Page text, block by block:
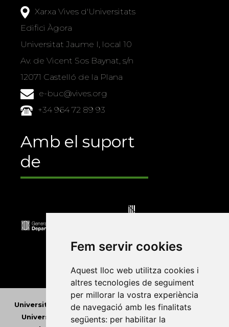
Fem servir cookies
Aquest lloc web utilitza cookies i
altres tecnologies de seguiment
per millorar la vostra experiència
de navegació amb les finalitats
següents: per habilitar la
Xarxa Vives d'Universitats
Edifici Àgora
Universitat Jaume I, local 10
Av. de Vicent Sos Baynat, s/n
12071 Castelló de la Plana
e-buc@vives.org
+34 964 72 89 93
Amb el suport
de
Universitat Abat Oliba CEU•Universitat d'Alacant
Universitat d'Andorra•Universitat Autònoma de